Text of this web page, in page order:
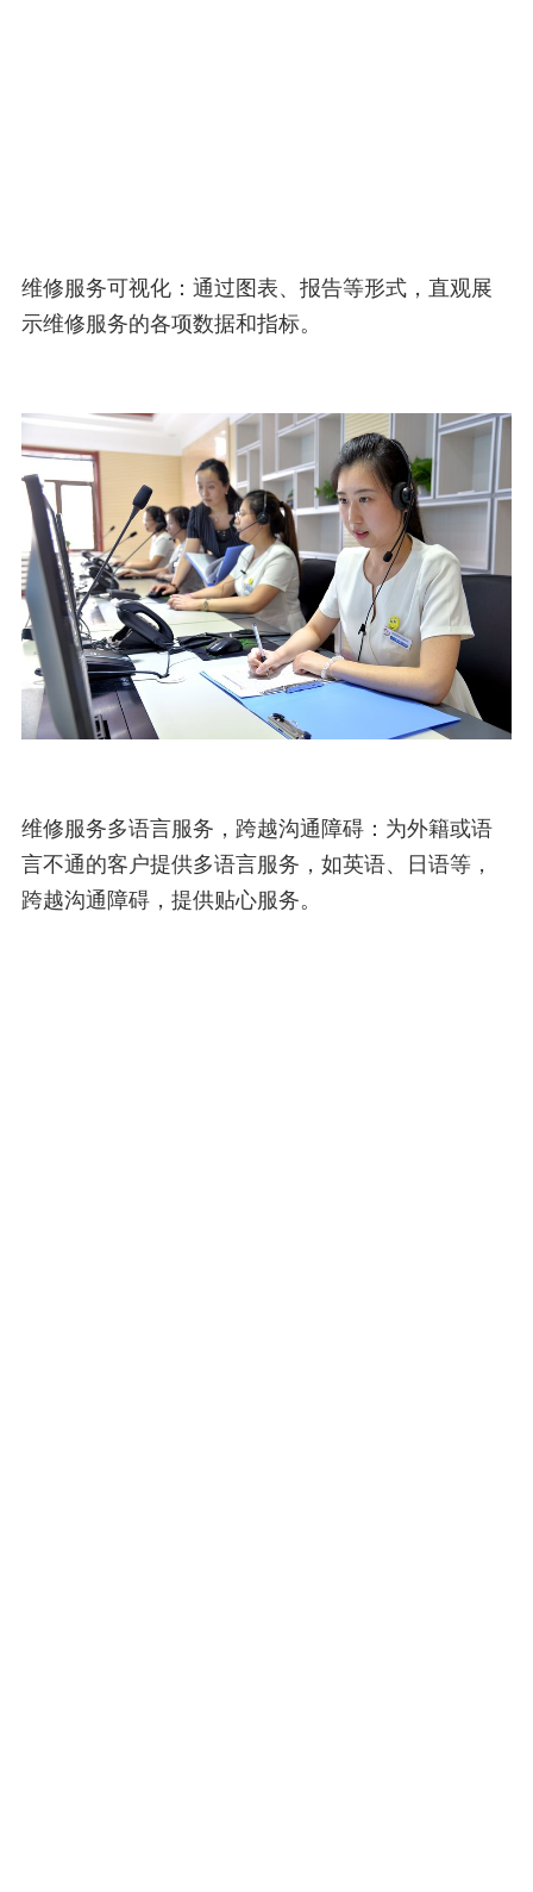
维修服务可视化：通过图表、报告等形式，直观展
示维修服务的各项数据和指标。
维修服务多语言服务，跨越沟通障碍：为外籍或语
言不通的客户提供多语言服务，如英语、日语等，
跨越沟通障碍，提供贴心服务。